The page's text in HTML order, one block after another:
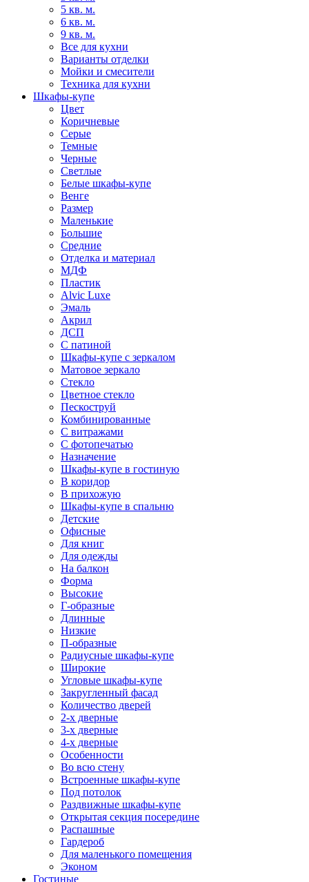
5 кв. м.
6 кв. м.
9 кв. м.
Все для кухни
Варианты отделки
Мойки и смесители
Техника для кухни
Шкафы-купе
Цвет
Коричневые
Серые
Темные
Черные
Светлые
Белые шкафы-купе
Венге
Размер
Маленькие
Большие
Средние
Отделка и материал
МДФ
Пластик
Alvic Luxe
Эмаль
Акрил
ДСП
С патиной
Шкафы-купе с зеркалом
Матовое зеркало
Стекло
Цветное стекло
Пескоструй
Комбинированные
С витражами
С фотопечатью
Назначение
Шкафы-купе в гостиную
В коридор
В прихожую
Шкафы-купе в спальню
Детские
Офисные
Для книг
Для одежды
На балкон
Форма
Высокие
Г-образные
Длинные
Низкие
П-образные
Радиусные шкафы-купе
Широкие
Угловые шкафы-купе
Закругленный фасад
Количество дверей
2-х дверные
3-х дверные
4-х дверные
Особенности
Во всю стену
Встроенные шкафы-купе
Под потолок
Раздвижные шкафы-купе
Открытая секция посередине
Распашные
Гардероб
Для маленького помещения
Эконом
Гостиные